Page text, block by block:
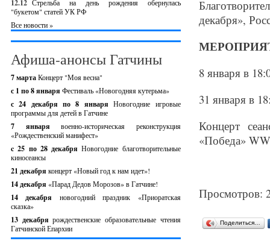
12.12 Стрельба на день рождения обернулась
"букетом" статей УК РФ
Все новости »
Афиша-анонсы Гатчины
7 мартаКонцерт "Моя весна"
с 1 по 8 января Фестиваль «Новогодняя кутерьма»
с 24 декабря по 8 январяНовогодние игровые
программы для детей в Гатчине
7 январявоенно-историческая реконструкция
«Рождественский манифест»
c 25 по 28 декабряНовогодние благотворительные
киносеансы
21 декабря концерт «Новый год к нам идет»!
14 декабря «Парад Дедов Морозов» в Гатчине!
14 декабря новогодний праздник «Приоратская
сказка»
13 декабрярождественские образовательные чтения
Гатчинской Епархии
декабря»,
8 января в
31 января в
Концерт
«Победа»
Просмотров:
Поделиться…